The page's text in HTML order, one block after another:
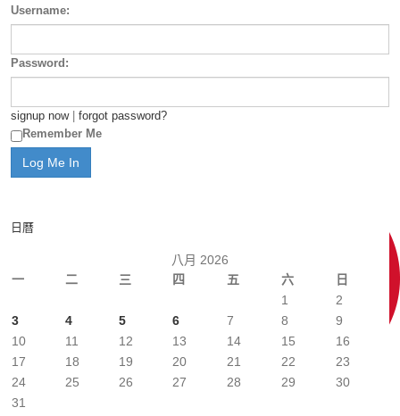
Username:
Password:
signup now| forgot password?
Remember Me
日曆
八月 2026
一
二 三 四 五 六 日
1
2
3
4 5 6 7 8
9
10
11 12 13 14 15
16
17
18 19 20 21 22
23
24
25 26 27 28 29
30
31